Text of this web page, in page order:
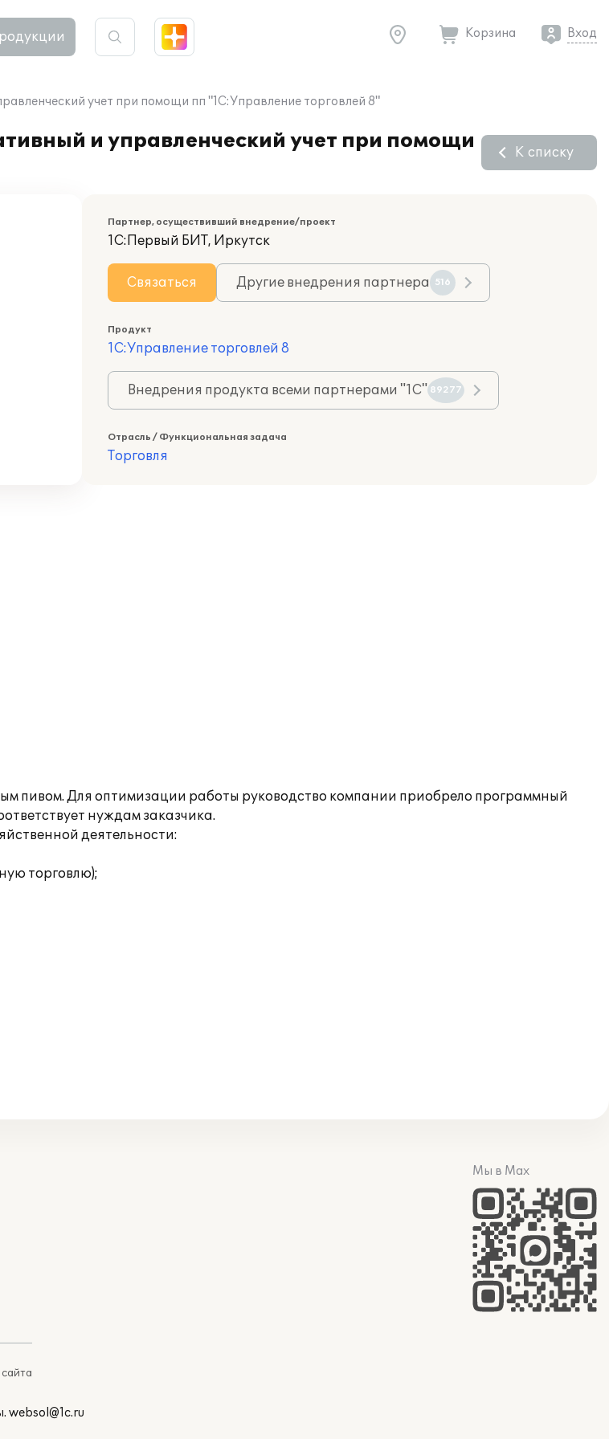
Корзина Вход
учет при помощи пп "1С:Управление торговлей 8"
и управленческий учет при помощи
К списку
Партнер, осуществивший внедрение/проект
1С:Первый БИТ, Иркутск
Связаться Другие внедрения партнера 516
Продукт
1С:Управление торговлей 8
Внедрения продукта всеми партнерами "1С" 89277
Отрасль / Функциональная задача
Торговля
пивом. Для оптимизации работы руководство компании приобрело программный
нуждам заказчика.
деятельности:
торговлю);
Мы в Max
websol@1c.ru